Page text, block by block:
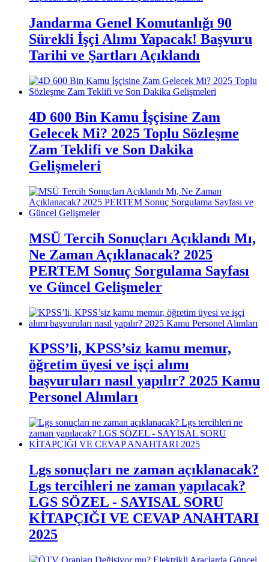
Jandarma Genel Komutanlığı 90
Sürekli İşçi Alımı Yapacak! Başvuru
Tarihi ve Şartları Açıklandı
4D 600 Bin Kamu İşçisine Zam
Gelecek Mi? 2025 Toplu Sözleşme
Zam Teklifi ve Son Dakika
Gelişmeleri
MSÜ Tercih Sonuçları Açıklandı Mı,
Ne Zaman Açıklanacak? 2025
PERTEM Sonuç Sorgulama Sayfası
ve Güncel Gelişmeler
KPSS’li, KPSS’siz kamu memur,
öğretim üyesi ve işçi alımı
başvuruları nasıl yapılır? 2025 Kamu
Personel Alımları
Lgs sonuçları ne zaman açıklanacak?
Lgs tercihleri ne zaman yapılacak?
LGS SÖZEL - SAYISAL SORU
KİTAPÇIĞI VE CEVAP ANAHTARI
2025